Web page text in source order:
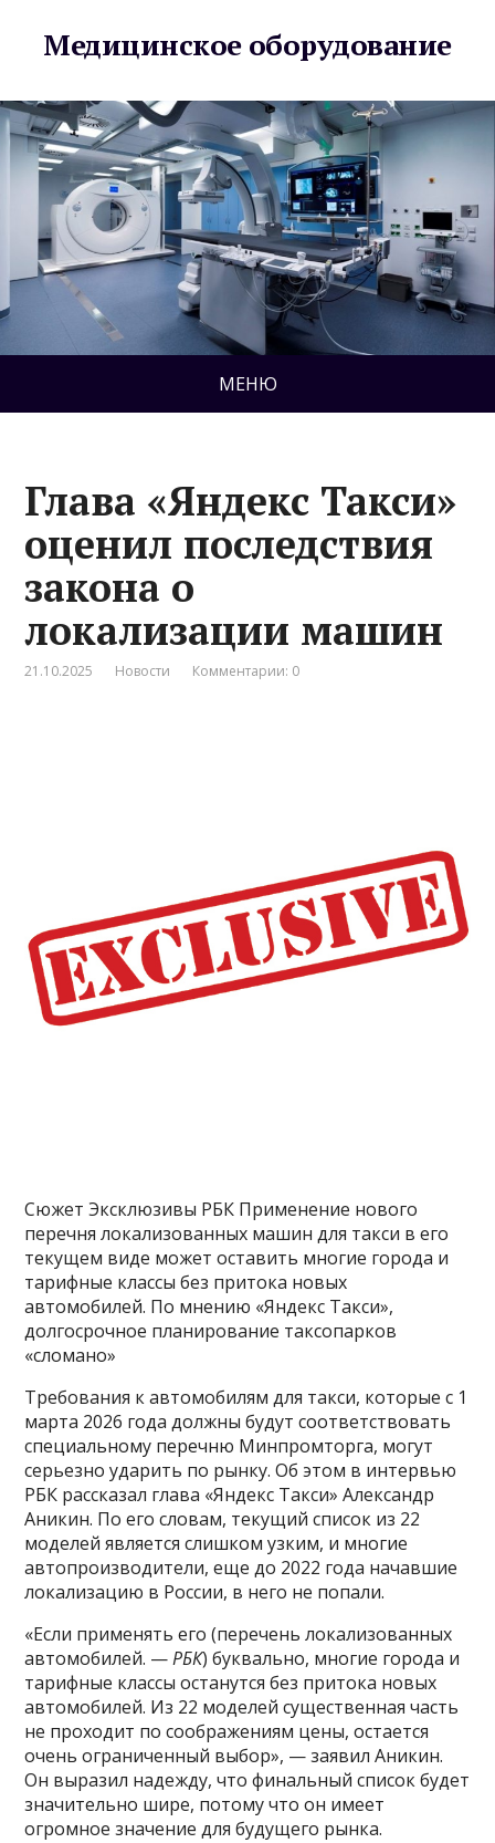
Медицинское оборудование
МЕНЮ
Глава «Яндекс Такси»
оценил последствия
закона о
локализации машин
21.10.2025 Новости Комментарии: 0
Сюжет Эксклюзивы РБК Применение нового
перечня локализованных машин для такси в его
текущем виде может оставить многие города и
тарифные классы без притока новых
автомобилей. По мнению «Яндекс Такси»,
долгосрочное планирование таксопарков
«сломано»
Требования к автомобилям для такси, которые с 1
марта 2026 года должны будут соответствовать
специальному перечню Минпромторга, могут
серьезно ударить по рынку. Об этом в интервью
РБК рассказал глава «Яндекс Такси» Александр
Аникин. По его словам, текущий список из 22
моделей является слишком узким, и многие
автопроизводители, еще до 2022 года начавшие
локализацию в России, в него не попали.
«Если применять его (перечень локализованных
автомобилей. —РБК) буквально, многие города и
тарифные классы останутся без притока новых
автомобилей. Из 22 моделей существенная часть
не проходит по соображениям цены, остается
очень ограниченный выбор», — заявил Аникин.
Он выразил надежду, что финальный список будет
значительно шире, потому что он имеет
огромное значение для будущего рынка.